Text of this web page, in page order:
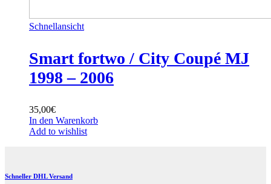
Schnellansicht
Smart fortwo / City Coupé MJ
1998 – 2006
35,00€
In den Warenkorb
Add to wishlist
Schneller DHL Versand